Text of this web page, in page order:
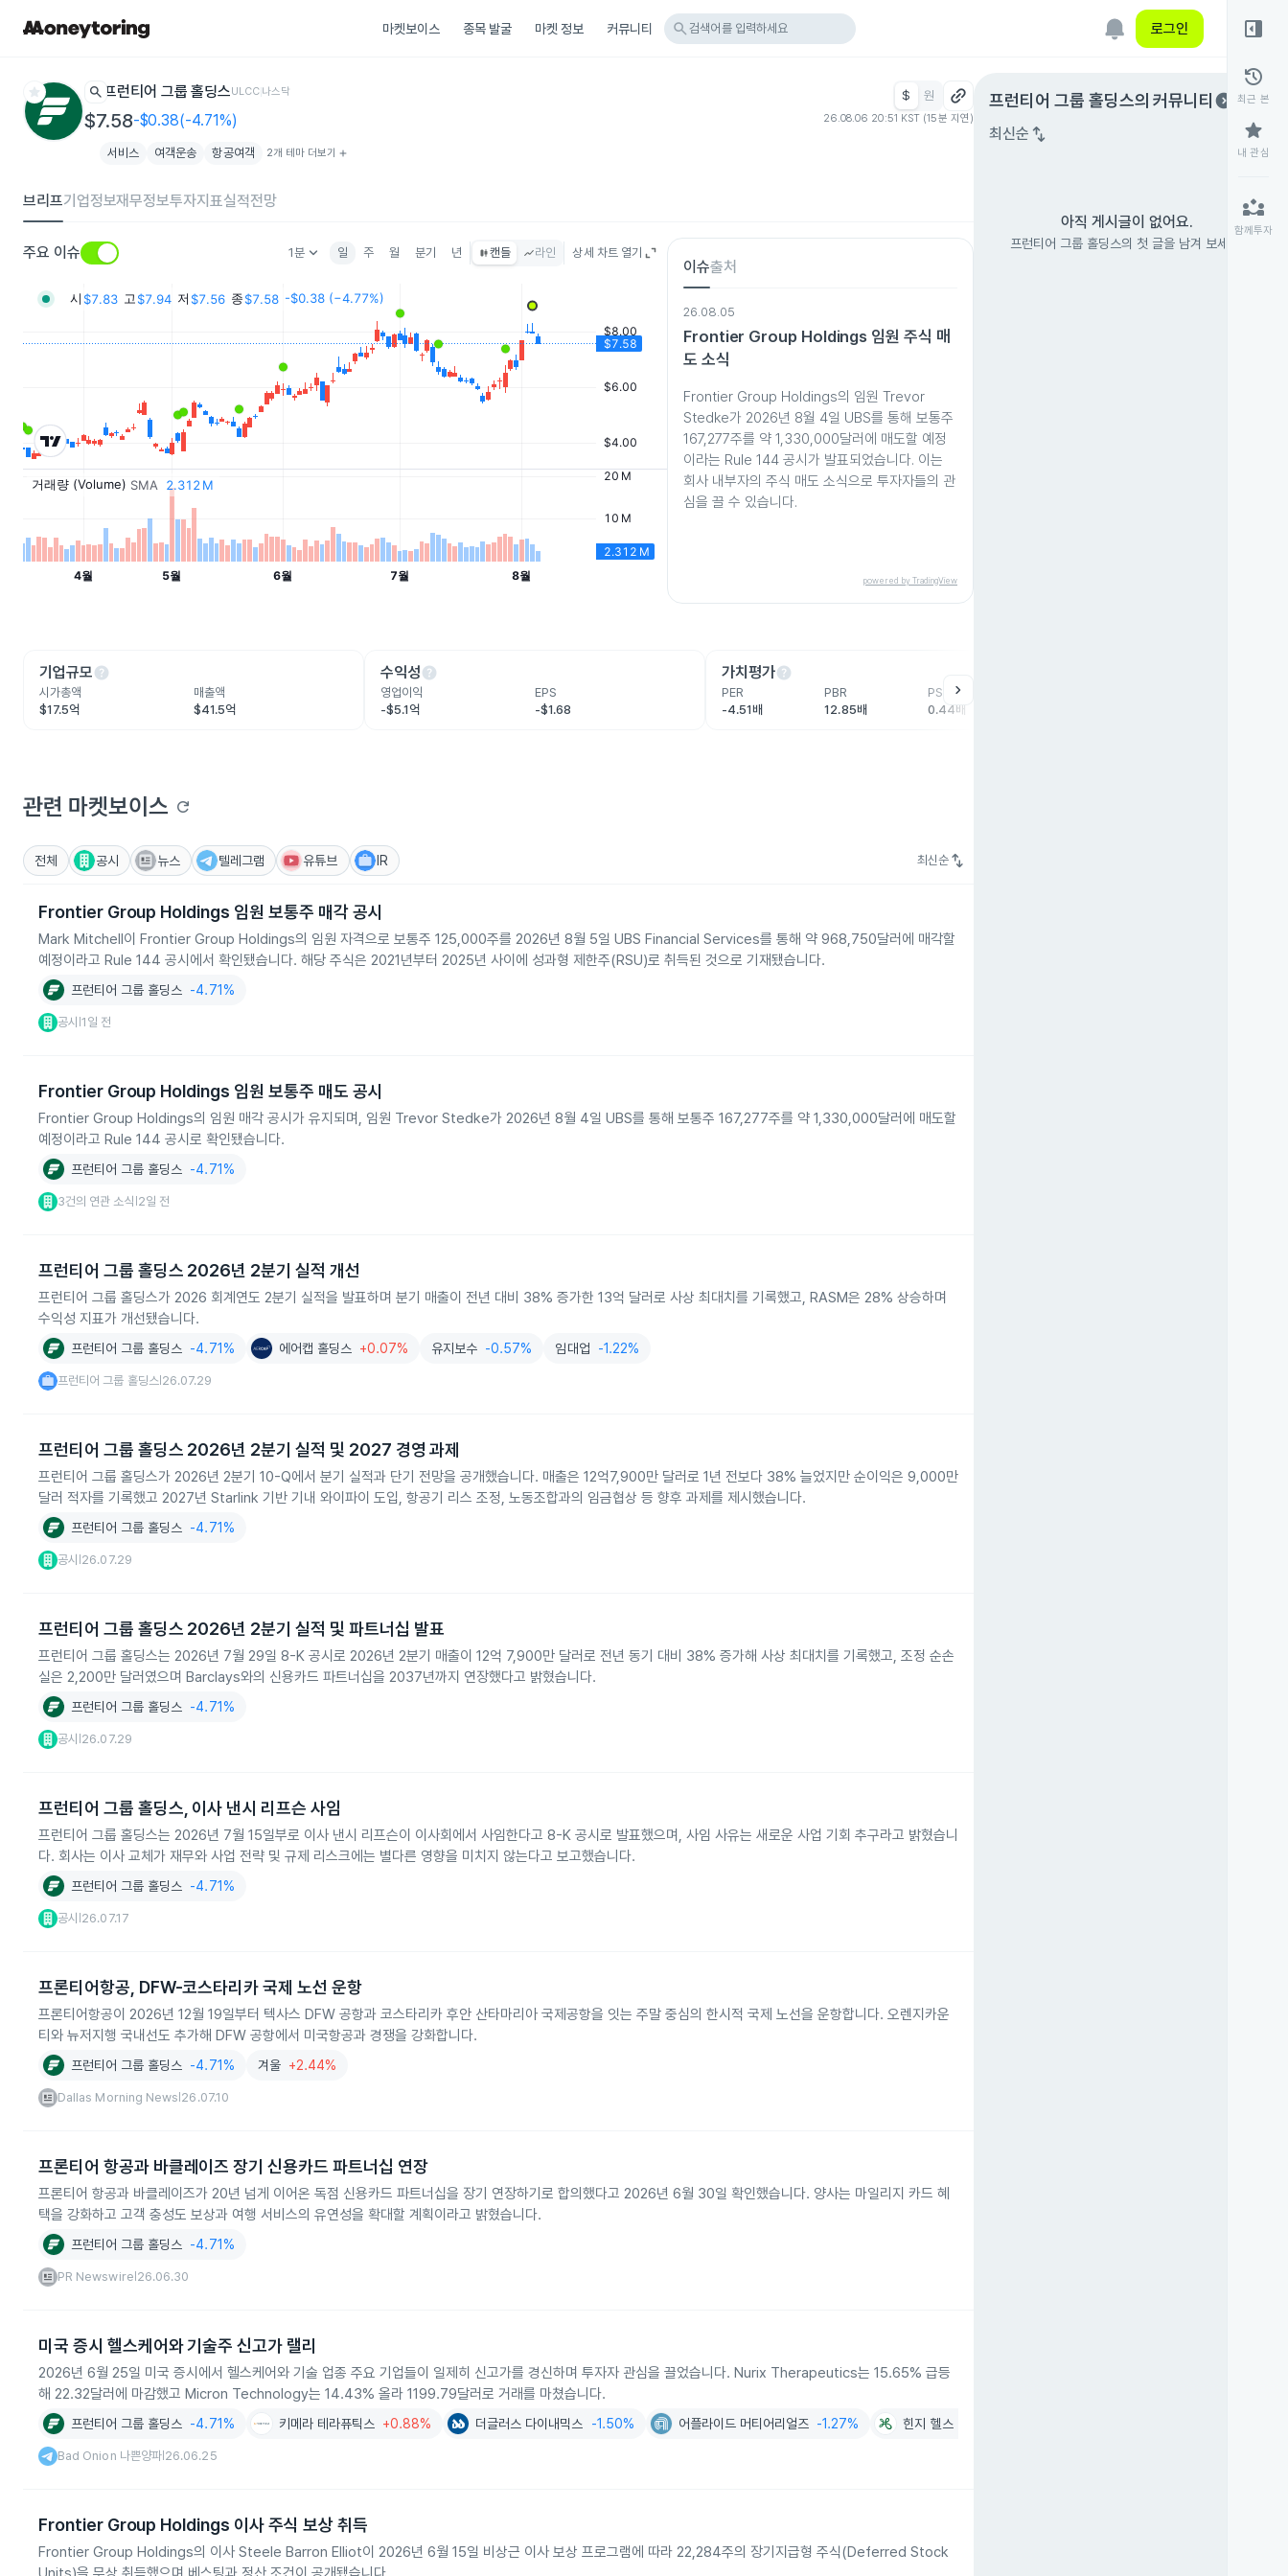
마켓보이스 종목 발굴 마켓 정보 커뮤니티 search 검색어를 입력하세요 로그인
star search 프런티어 그룹 홀딩스ULCC나스닥
$7.58-$0.38(-4.71%)
$ 원
26.08.06 20:51 KST (15분 지연)
서비스 여객운송 항공여객 2개 테마 더보기 add
브리프기업정보재무정보투자지표실적전망
주요 이슈 1분keyboard_arrow_down 일 주 월 분기 년 캔들 라인 상세 차트 열기
이슈출처
26.08.05
Frontier Group Holdings 임원 주식 매
도 소식
Frontier Group Holdings의 임원 Trevor
Stedke가 2026년 8월 4일 UBS를 통해 보통주
167,277주를 약 1,330,000달러에 매도할 예정
이라는 Rule 144 공시가 발표되었습니다. 이는
회사 내부자의 주식 매도 소식으로 투자자들의 관
심을 끌 수 있습니다.
powered by TradingView
기업규모help
시가총액
$17.5억
매출액
$41.5억
수익성help
영업이익
-$5.1억
EPS
-$1.68
가치평가help
PER
-4.51배
PBR
12.85배
PSR
0.44배
chevron_right
관련 마켓보이스 refresh
전체 공시 뉴스 텔레그램 유튜브 IR 최신순 swap_vert
Frontier Group Holdings 임원 보통주 매각 공시
Mark Mitchell이 Frontier Group Holdings의 임원 자격으로 보통주 125,000주를 2026년 8월 5일 UBS Financial Services를 통해 약 968,750달러에 매각할
예정이라고 Rule 144 공시에서 확인됐습니다. 해당 주식은 2021년부터 2025년 사이에 성과형 제한주(RSU)로 취득된 것으로 기재됐습니다.
프런티어 그룹 홀딩스 -4.71%
공시 |1일 전
Frontier Group Holdings 임원 보통주 매도 공시
Frontier Group Holdings의 임원 매각 공시가 유지되며, 임원 Trevor Stedke가 2026년 8월 4일 UBS를 통해 보통주 167,277주를 약 1,330,000달러에 매도할
예정이라고 Rule 144 공시로 확인됐습니다.
프런티어 그룹 홀딩스 -4.71%
3건의 연관 소식 2일 전
프런티어 그룹 홀딩스 2026년 2분기 실적 개선
프런티어 그룹 홀딩스가 2026 회계연도 2분기 실적을 발표하며 분기 매출이 전년 대비 38% 증가한 13억 달러로 사상 최대치를 기록했고, RASM은 28% 상승하며
수익성 지표가 개선됐습니다.
프런티어 그룹 홀딩스 -4.71% 에어캡 홀딩스 +0.07% 유지보수 -0.57% 임대업 -1.22%
프런티어 그룹 홀딩스 26.07.29
프런티어 그룹 홀딩스 2026년 2분기 실적 및 2027 경영 과제
프런티어 그룹 홀딩스가 2026년 2분기 10-Q에서 분기 실적과 단기 전망을 공개했습니다. 매출은 12억7,900만 달러로 1년 전보다 38% 늘었지만 순이익은 9,000만
달러 적자를 기록했고 2027년 Starlink 기반 기내 와이파이 도입, 항공기 리스 조정, 노동조합과의 임금협상 등 향후 과제를 제시했습니다.
프런티어 그룹 홀딩스 -4.71%
공시 26.07.29
프런티어 그룹 홀딩스 2026년 2분기 실적 및 파트너십 발표
프런티어 그룹 홀딩스는 2026년 7월 29일 8-K 공시로 2026년 2분기 매출이 12억 7,900만 달러로 전년 동기 대비 38% 증가해 사상 최대치를 기록했고, 조정 순손
실은 2,200만 달러였으며 Barclays와의 신용카드 파트너십을 2037년까지 연장했다고 밝혔습니다.
프런티어 그룹 홀딩스 -4.71%
공시 26.07.29
프런티어 그룹 홀딩스, 이사 낸시 리프슨 사임
프런티어 그룹 홀딩스는 2026년 7월 15일부로 이사 낸시 리프슨이 이사회에서 사임한다고 8-K 공시로 발표했으며, 사임 사유는 새로운 사업 기회 추구라고 밝혔습니
다. 회사는 이사 교체가 재무와 사업 전략 및 규제 리스크에는 별다른 영향을 미치지 않는다고 보고했습니다.
프런티어 그룹 홀딩스 -4.71%
공시 26.07.17
프론티어항공, DFW-코스타리카 국제 노선 운항
프론티어항공이 2026년 12월 19일부터 텍사스 DFW 공항과 코스타리카 후안 산타마리아 국제공항을 잇는 주말 중심의 한시적 국제 노선을 운항합니다. 오렌지카운
티와 뉴저지행 국내선도 추가해 DFW 공항에서 미국항공과 경쟁을 강화합니다.
프런티어 그룹 홀딩스 -4.71% 겨울 +2.44%
Dallas Morning News 26.07.10
프론티어 항공과 바클레이즈 장기 신용카드 파트너십 연장
프론티어 항공과 바클레이즈가 20년 넘게 이어온 독점 신용카드 파트너십을 장기 연장하기로 합의했다고 2026년 6월 30일 확인했습니다. 양사는 마일리지 카드 혜
택을 강화하고 고객 충성도 보상과 여행 서비스의 유연성을 확대할 계획이라고 밝혔습니다.
프런티어 그룹 홀딩스 -4.71%
PR Newswire 26.06.30
미국 증시 헬스케어와 기술주 신고가 랠리
2026년 6월 25일 미국 증시에서 헬스케어와 기술 업종 주요 기업들이 일제히 신고가를 경신하며 투자자 관심을 끌었습니다. Nurix Therapeutics는 15.65% 급등
해 22.32달러에 마감했고 Micron Technology는 14.43% 올라 1199.79달러로 거래를 마쳤습니다.
프런티어 그룹 홀딩스 -4.71% 키메라 테라퓨틱스 +0.88% 더글러스 다이내믹스 -1.50% 어플라이드 머티어리얼즈 -1.27% 힌지 헬스
Bad Onion 나쁜양파| 26.06.25
Frontier Group Holdings 이사 주식 보상 취득
Frontier Group Holdings의 이사 Steele Barron Elliot이 2026년 6월 15일 비상근 이사 보상 프로그램에 따라 22,284주의 장기지급형 주식(Deferred Stock
프런티어 그룹 홀딩스의 커뮤니티 expand_circle_right
최신순 swap_vert
아직 게시글이 없어요.
프런티어 그룹 홀딩스의 첫 글을 남겨 보세요.
right_panel_open
history
최근 본
star
내 관심
partner_exchange
함께투자